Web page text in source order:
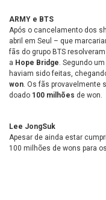
ARMY e BTS
Após o cancelamento dos
abril em Seul – que
fãs do grupo BTS
a Hope Bridge. Segundo
haviam sido feitas,
won. Os fãs provavelmente
doado 100 milhões de won.
Lee JongSuk
Apesar de ainda estar
100 milhões de wons para